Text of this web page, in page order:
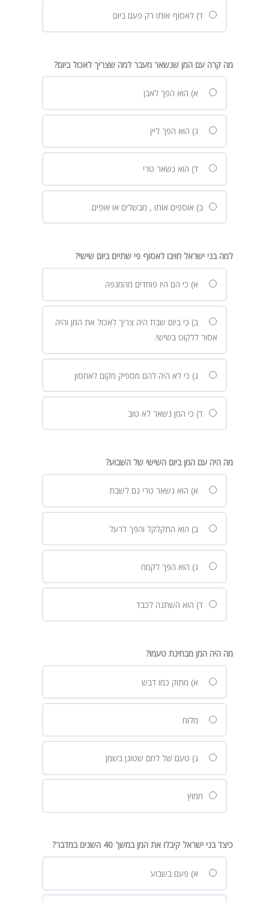
ד) לאסוף אותו רק פעם ביום
מה קרה עם המן שנשאר מעבר למה שצריך לאכול ביום?
א) הוא הפך לאבן
ג) הוא הפך ליין
ד) הוא נשאר טרי
ב) אוספים אותו , מבשלים או אופים.
למה בני ישראל חויבו לאסוף פי שתיים ביום שישי?
א) כי הם היו פוחדים מהמגפה
ב) כי ביום שבת היה צריך לאכול את המן והיה
אסור ללקוט בשישי.
ג) כי לא היה להם מספיק מקום לאחסון
ד) כי המן נשאר לא טוב
מה היה עם המן ביום השישי של השבוע?
א) הוא נשאר טרי גם לשבת
ב) הוא התקלקל והפך לרעל
ג) הוא הפך לקמח
ד) הוא השתנה לכבד
מה היה המן מבחינת טעמו?
א) מתוק כמו דבש
מלוח
ג) טעם של לחם שטוגן בשמן
חמוץ
כיצד בני ישראל קיבלו את המן במשך 40 השנים במדבר ?
א) פעם בשבוע